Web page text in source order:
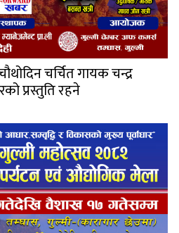
चर्चित गायक चन्द्र
प्रस्तुति रहने